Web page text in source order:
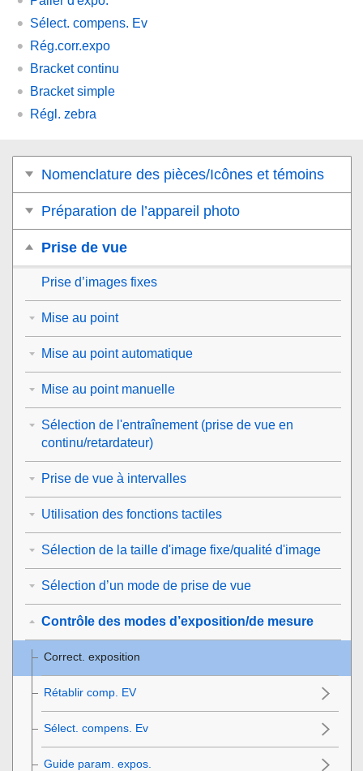
Sélect. compens. Ev
Rég.corr.expo
Bracket continu
Bracket simple
Régl. zebra
Nomenclature des pièces/Icônes et témoins
Préparation de l’appareil photo
Prise de vue
Prise d’images fixes
Mise au point
Mise au point automatique
Mise au point manuelle
Sélection de l'entraînement (prise de vue en
continu/retardateur)
Prise de vue à intervalles
Utilisation des fonctions tactiles
Sélection de la taille d'image fixe/qualité d'image
Sélection d’un mode de prise de vue
Contrôle des modes d’exposition/de mesure
Correct. exposition
Rétablir comp. EV
Sélect. compens. Ev
Guide param. expos.